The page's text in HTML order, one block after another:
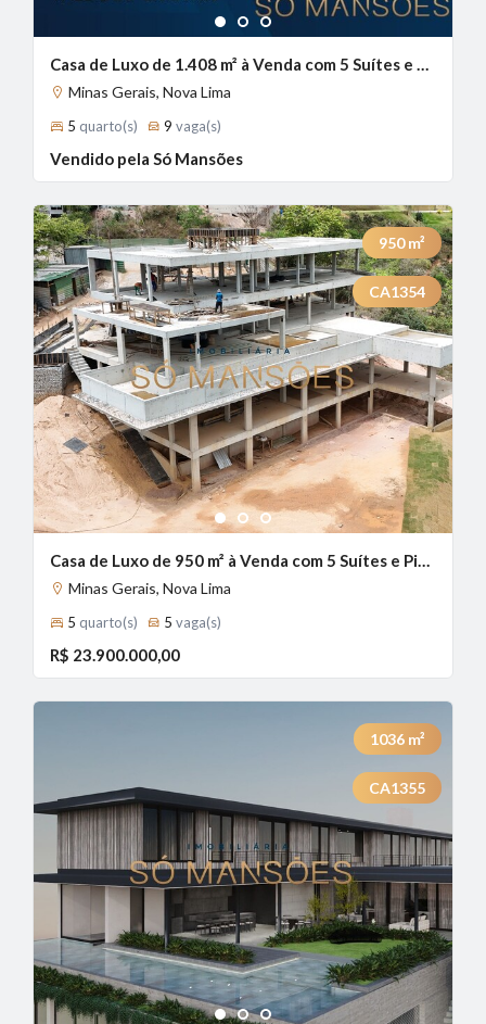
1 2 3
Casa de Luxo de 1.408 m² à Venda com 5 Suítes e Vista Definitiva no Vale dos Cristais, Nova Lima - MG
Minas Gerais, Nova Lima
5 quarto(s) 9 vaga(s)
Vendido pela Só Mansões
1 2 3
950m²
CA1354
Casa de Luxo de 950 m² à Venda com 5 Suítes e Piscina com Borda Infinita no Vale dos Cristais, Nova Lima - MG
Minas Gerais, Nova Lima
5 quarto(s) 5 vaga(s)
R$ 23.900.000,00
1 2 3
1036 m²
CA1355